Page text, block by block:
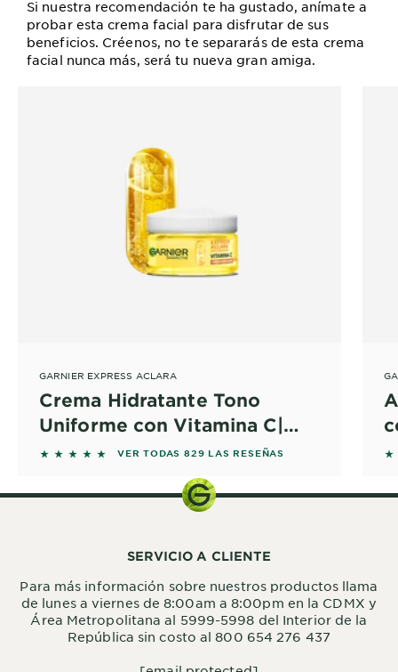
Si nuestra recomendación te ha gustado, anímate a
probar esta crema facial para disfrutar de sus
beneficios. Créenos, no te separarás de esta crema
facial nunca más, será tu nueva gran amiga.
GARNIER EXPRESS ACLARA
Crema Hidratante Tono
Uniforme con Vitamina C|
Garnier México
5 out of 5 stars based on reviews
VER TODAS 829 LAS RESEÑAS 5
SERVICIO A CLIENTE
Para más información sobre nuestros productos llama
de lunes a viernes de 8:00am a 8:00pm en la CDMX y
Área Metropolitana al 5999-5998 del Interior de la
República sin costo al 800 654 276 437